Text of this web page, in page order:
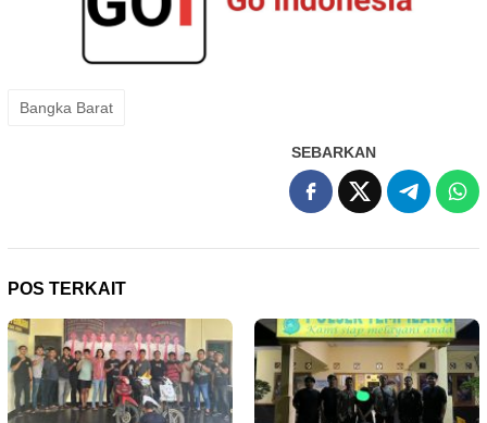
Bangka Barat
SEBARKAN
POS TERKAIT